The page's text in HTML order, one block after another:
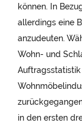
können. In
allerdings eine
anzudeuten.
Wohn- und
in den ersten